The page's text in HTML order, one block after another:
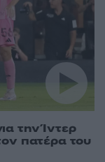
την Ίντερ
πατέρα του